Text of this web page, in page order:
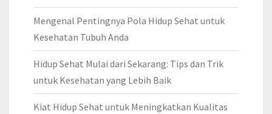
Mengenal Pentingnya Pola Hidup Sehat untuk
Kesehatan Tubuh Anda
Hidup Sehat Mulai dari Sekarang: Tips dan Trik
untuk Kesehatan yang Lebih Baik
Kiat Hidup Sehat untuk Meningkatkan Kualitas